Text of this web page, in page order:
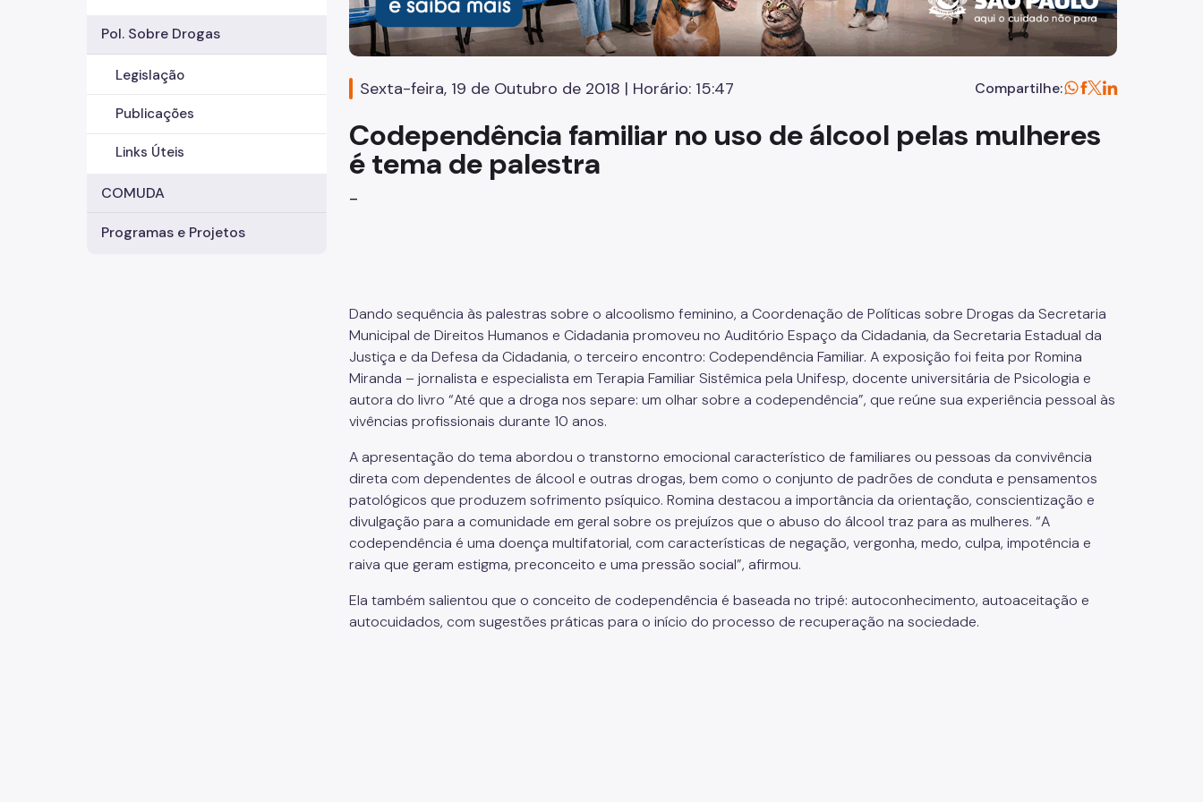
Pol. Sobre Drogas
Legislação
Publicações
Links Úteis
COMUDA
Programas e Projetos
Sexta-feira, 19 de Outubro de 2018 | Horário: 15:47 Compartilhe:
Codependência familiar no uso de álcool pelas mulheres
é tema de palestra
-
Dando sequência às palestras sobre o alcoolismo feminino, a Coordenação de Políticas sobre Drogas da Secretaria
Municipal de Direitos Humanos e Cidadania promoveu no Auditório Espaço da Cidadania, da Secretaria Estadual da
Justiça e da Defesa da Cidadania, o terceiro encontro: Codependência Familiar. A exposição foi feita por Romina
Miranda – jornalista e especialista em Terapia Familiar Sistêmica pela Unifesp, docente universitária de Psicologia e
autora do livro “Até que a droga nos separe: um olhar sobre a codependência”, que reúne sua experiência pessoal às
vivências profissionais durante 10 anos.
A apresentação do tema abordou o transtorno emocional característico de familiares ou pessoas da convivência
direta com dependentes de álcool e outras drogas, bem como o conjunto de padrões de conduta e pensamentos
patológicos que produzem sofrimento psíquico. Romina destacou a importância da orientação, conscientização e
divulgação para a comunidade em geral sobre os prejuízos que o abuso do álcool traz para as mulheres. “A
codependência é uma doença multifatorial, com características de negação, vergonha, medo, culpa, impotência e
raiva que geram estigma, preconceito e uma pressão social”, afirmou.
Ela também salientou que o conceito de codependência é baseada no tripé: autoconhecimento, autoaceitação e
autocuidados, com sugestões práticas para o início do processo de recuperação na sociedade.